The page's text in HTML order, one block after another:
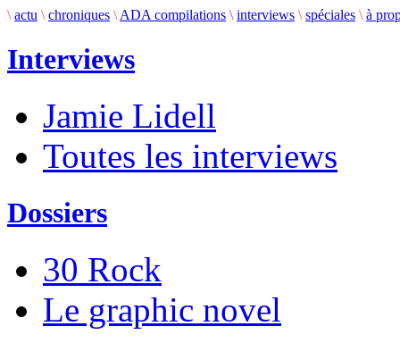
\ actu \ chroniques \ ADA compilations \ interviews \ spéciales \ à
Interviews
Jamie Lidell
Toutes les interviews
Dossiers
30 Rock
Le graphic novel